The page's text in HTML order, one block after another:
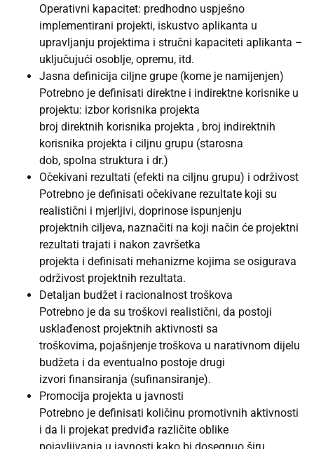
Operativni kapacitet: predhodno uspješno
implementirani projekti, iskustvo aplikanta u
upravljanju projektima i stručni kapaciteti aplikanta –
uključujući osoblje, opremu, itd.
Jasna definicija ciljne grupe (kome je namijenjen)
Potrebno je definisati direktne i indirektne korisnike u
projektu: izbor korisnika projekta
broj direktnih korisnika projekta , broj indirektnih
korisnika projekta i ciljnu grupu (starosna
dob, spolna struktura i dr.)
Očekivani rezultati (efekti na ciljnu grupu) i održivost
Potrebno je definisati očekivane rezultate koji su
realistični i mjerljivi, doprinose ispunjenju
projektnih ciljeva, naznačiti na koji način će projektni
rezultati trajati i nakon završetka
projekta i definisati mehanizme kojima se osigurava
održivost projektnih rezultata.
Detaljan budžet i racionalnost troškova
Potrebno je da su troškovi realistični, da postoji
usklađenost projektnih aktivnosti sa
troškovima, pojašnjenje troškova u narativnom dijelu
budžeta i da eventualno postoje drugi
izvori finansiranja (sufinansiranje).
Promocija projekta u javnosti
Potrebno je definisati količinu promotivnih aktivnosti
i da li projekat predviđa različite oblike